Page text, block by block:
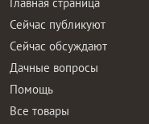
Главная страница
Сейчас публикуют
Сейчас обсуждают
Дачные вопросы
Помощь
Все товары